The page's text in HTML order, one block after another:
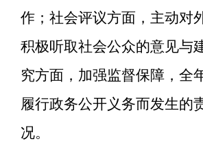
作 ；社会评议方面，主动对
积极听取社会公众的意见与
究方面， 加强监督保障，全
履行政务公开义务而发生的
况。